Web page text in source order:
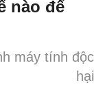
nào để
máy tính độc
hại